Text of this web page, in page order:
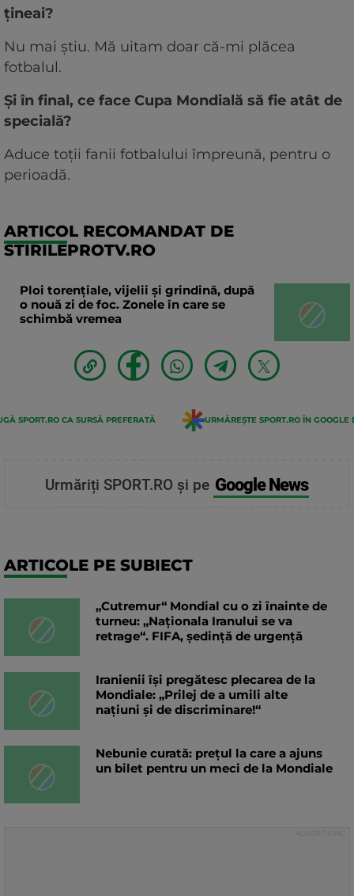
țineai?
Nu mai știu. Mă uitam doar că-mi plăcea
fotbalul.
Și în final, ce face Cupa Mondială să fie atât de
specială?
Aduce toții fanii fotbalului împreună, pentru o
perioadă.
ARTICOL RECOMANDAT DE
STIRILEPROTV.RO
Ploi torențiale, vijelii și grindină, după
o nouă zi de foc. Zonele în care se
schimbă vremea
SPORT.RO CA SURSĂ PREFERATĂ URMĂREȘTE SPORT.RO ÎN GOOGLE
Urmăriți SPORT.RO și pe Google News
ARTICOLE PE SUBIECT
„Cutremur“ Mondial cu o zi înainte de
turneu: „Naționala Iranului se va
retrage“. FIFA, ședință de urgență
Iranienii își pregătesc plecarea de la
Mondiale: „Prilej de a umili alte
națiuni și de discriminare!“
Nebunie curată: prețul la care a ajuns
un bilet pentru un meci de la Mondiale